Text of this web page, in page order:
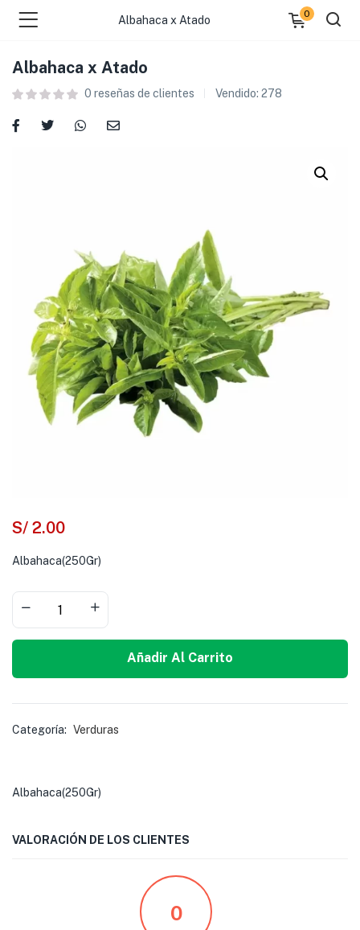
Albahaca x Atado
0
Albahaca x Atado
0 reseñas de clientes Vendido: 278
S/ 2.00
Albahaca(250Gr)
Añadir Al Carrito
Categoría: Verduras
Albahaca(250Gr)
VALORACIÓN DE LOS CLIENTES
0